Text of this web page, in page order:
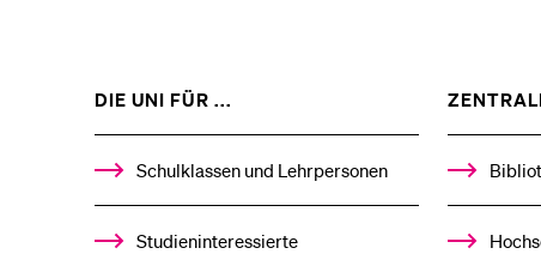
UniversitàDIE UNI FÜR ...
%1$S
SUBMENU
Schulklassen und Lehrpersonen
Studieninteressierte